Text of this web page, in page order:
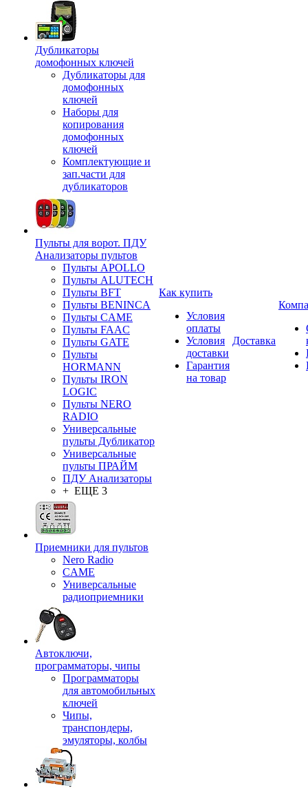
Дубликаторы
домофонных ключей
Дубликаторы для
домофонных
ключей
Наборы для
копирования
домофонных
ключей
Комплектующие и
зап.части для
дубликаторов
Пульты для ворот. ПДУ
Анализаторы пультов
Пульты APOLLO
Пульты ALUTECH
Пульты BFT
Пульты BENINCA
Пульты CAME
Пульты FAAC
Пульты GATE
Пульты
HORMANN
Пульты IRON
LOGIC
Пульты NERO
RADIO
Универсальные
пульты Дубликатор
Универсальные
пульты ПРАЙМ
ПДУ Анализаторы
+ ЕЩЕ 3
Приемники для пультов
Nero Radio
CAME
Универсальные
радиоприемники
Автоключи,
программаторы, чипы
Программаторы
для автомобильных
ключей
Чипы,
транспондеры,
эмуляторы, колбы
Как купить
Условия
оплаты
Условия
доставки
Гарантия
на товар
Доставка